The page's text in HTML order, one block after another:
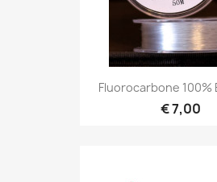
Fluorocarbone 100%
€ 7,00